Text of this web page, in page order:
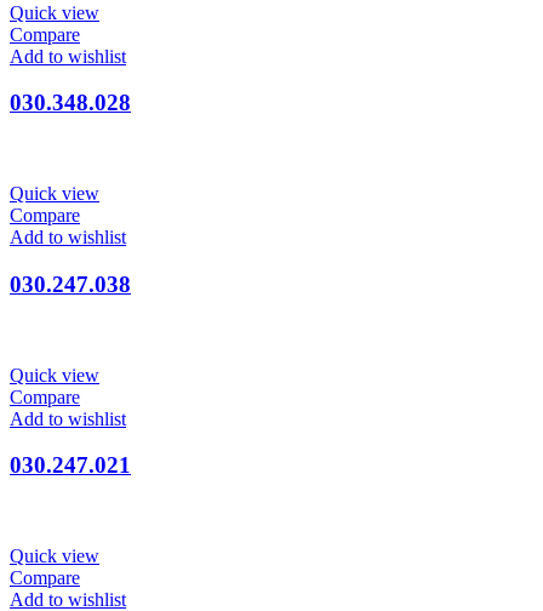
Quick view
Compare
Add to wishlist
030.348.028
Quick view
Compare
Add to wishlist
030.247.038
Quick view
Compare
Add to wishlist
030.247.021
Quick view
Compare
Add to wishlist